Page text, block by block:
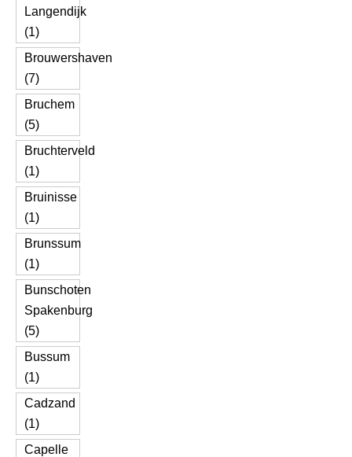
Langendijk
(1)
Brouwershaven
(7)
Bruchem
(5)
Bruchterveld
(1)
Bruinisse
(1)
Brunssum
(1)
Bunschoten
Spakenburg
(5)
Bussum
(1)
Cadzand
(1)
Capelle